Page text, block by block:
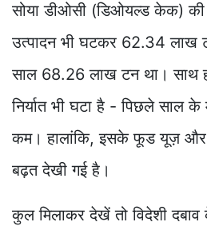
सोया डीओसी (डिओयल्ड केक) की
उत्पादन भी घटकर 62.34 लाख
साल 68.26 लाख टन था। साथ
निर्यात भी घटा है - पिछले साल
कम। हालांकि, इसके फूड यूज़ और
बढ़त देखी गई है।
कुल मिलाकर देखें तो विदेशी